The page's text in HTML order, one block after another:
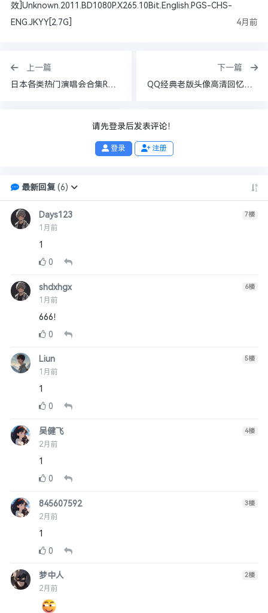
效]Unknown.2011.BD1080P.X265.10Bit.English.PGS-CHS-
ENG.JKYY[2.7G]
4月前
上一篇
日本各类热门演唱会合集ROKUSAN ANGEL（BurlesqueTokyo）【345.6GB】
下一篇
QQ经典老版头像高清回忆杀合集，80后、90后满满的回忆【4.8MB】
请先登录后发表评论！
登录 注册
最新回复(6)
Days123
1月前
7楼
1
0
shdxhgx
1月前
6楼
666！
0
Liun
1月前
5楼
1
0
吴健飞
2月前
4楼
1
0
845607592
2月前
3楼
1
0
梦中人
2月前
2楼